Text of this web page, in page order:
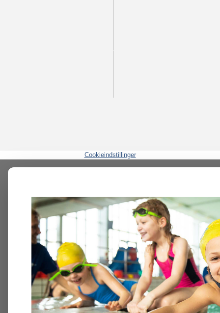
Cookieindstillinger